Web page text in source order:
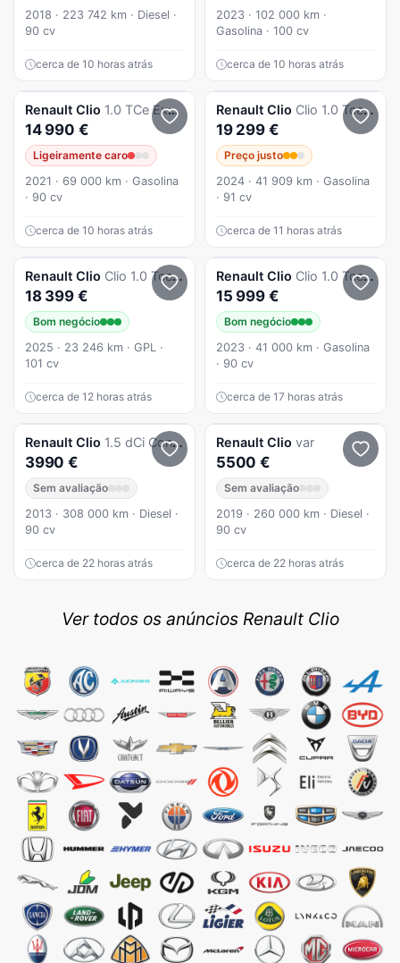
2018 · 223 742 km · Diesel ·
90 cv
cerca de 10 horas atrás
2023 · 102 000 km ·
Gasolina · 100 cv
cerca de 10 horas atrás
Renault Clio 1.0 TCe Exclusive CVT
14 990 €
Ligeiramente caro
2021 · 69 000 km · Gasolina
· 90 cv
cerca de 10 horas atrás
Renault Clio Clio 1.0 Tce Esprit Alpine
19 299 €
Preço justo
2024 · 41 909 km · Gasolina
· 91 cv
cerca de 11 horas atrás
Renault Clio Clio 1.0 Tce Evolution Bi-Fuel
18 399 €
Bom negócio
2025 · 23 246 km · GPL ·
101 cv
cerca de 12 horas atrás
Renault Clio Clio 1.0 Tce Evolution
15 999 €
Bom negócio
2023 · 41 000 km · Gasolina
· 90 cv
cerca de 17 horas atrás
Renault Clio 1.5 dCi Confort
3990 €
Sem avaliação
2013 · 308 000 km · Diesel ·
90 cv
cerca de 22 horas atrás
Renault Clio var
5500 €
Sem avaliação
2019 · 260 000 km · Diesel ·
90 cv
cerca de 22 horas atrás
Ver todos os anúncios Renault Clio